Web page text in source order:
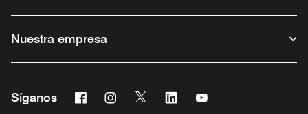
Nuestra empresa
Síganos Facebook
Abre una ventana nueva
Instagram
Abre una ventana nueva
Twitter
Abre una ventana nueva
Linkedin
Abre una ventana nueva
Abre una ventana